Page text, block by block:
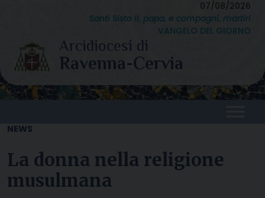
content
07/08/2026
Santi Sisto II, papa, e compagni, martiri
VANGELO DEL GIORNO
NEWS
La donna nella religione
musulmana